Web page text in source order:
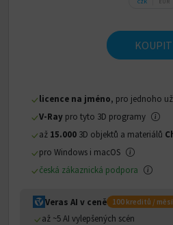
CZK EUR
KOUPIT
licence na jméno, pro jednoho
V-Ray pro tyto 3D programy
až 15.000 3D objektů a materiálů
pro Windows i macOS
česká zákaznická podpora
Veras AI v ceně 100 kreditů /
až ~5 AI vylepšených scén